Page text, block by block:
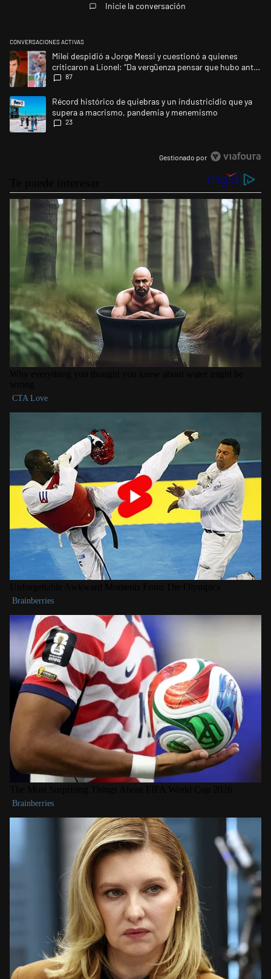
Inicie la conversación
CONVERSACIONES ACTIVAS
Este listado muestra los artículos con más comentarios en los últimos
Un artículo de tendencia con el título "Milei despidió a Jorge Messi y
Milei despidió a Jorge Messi y cuestionó a quienes
criticaron a Lionel: “Da vergüenza pensar que hubo anti-
Messi”
87
Un artículo de tendencia con el título "Récord histórico de quiebras y
Récord histórico de quiebras y un industricidio que ya
supera a macrismo, pandemia y menemismo
23
Gestionado por